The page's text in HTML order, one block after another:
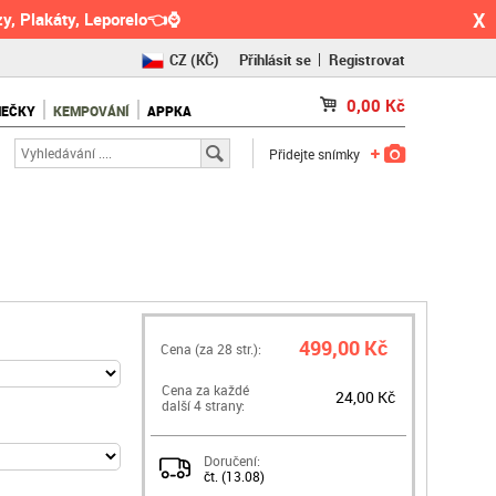
Plakáty, Leporelo👈⌚ X
CZ(KČ)
RO(RON)
Přihlásit se Registrovat
KEMPOVÁNÍ APPKA 0,00 Kč
Přidejte snímky
Cena (za 28 str.): 499,00 Kč
Cena za každé
další 4 strany:
24,00 Kč
Doručení:
čt. (13.08)